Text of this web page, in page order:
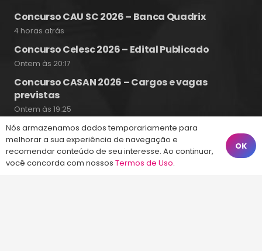
Concurso CAU SC 2026 – Banca Quadrix
4 horas atrás
Concurso Celesc 2026 – Edital Publicado
Ontem às 20:17
Concurso CASAN 2026 – Cargos e vagas
previstas
Ontem às 19:25
Fale Conosco
Nós armazenamos dados temporariamente para
melhorar a sua experiência de navegação e
recomendar conteúdo de seu interesse. Ao continuar,
você concorda com nossos Termos de Uso.
OK